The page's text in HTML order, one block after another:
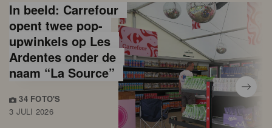
In beeld: Carrefour
opent twee pop-
upwinkels op Les
Ardentes onder de
naam “La Source”
34 FOTO'S
3 JULI 2026